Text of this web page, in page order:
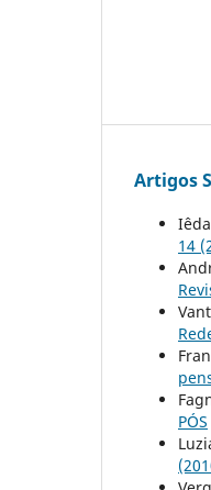
Artigos
14
PÓS